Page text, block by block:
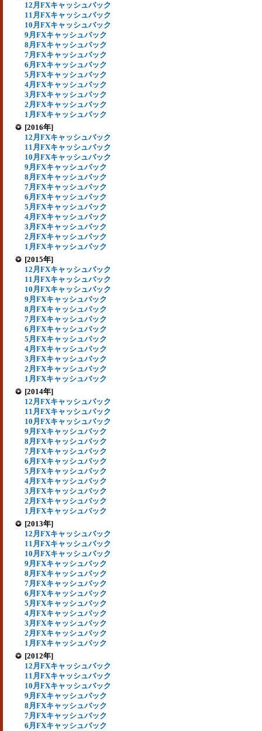
12月FXキャッシュバック
11月FXキャッシュバック
10月FXキャッシュバック
9月FXキャッシュバック
8月FXキャッシュバック
7月FXキャッシュバック
6月FXキャッシュバック
5月FXキャッシュバック
4月FXキャッシュバック
3月FXキャッシュバック
2月FXキャッシュバック
1月FXキャッシュバック
[2016年]
12月FXキャッシュバック
11月FXキャッシュバック
10月FXキャッシュバック
9月FXキャッシュバック
8月FXキャッシュバック
7月FXキャッシュバック
6月FXキャッシュバック
5月FXキャッシュバック
4月FXキャッシュバック
3月FXキャッシュバック
2月FXキャッシュバック
1月FXキャッシュバック
[2015年]
12月FXキャッシュバック
11月FXキャッシュバック
10月FXキャッシュバック
9月FXキャッシュバック
8月FXキャッシュバック
7月FXキャッシュバック
6月FXキャッシュバック
5月FXキャッシュバック
4月FXキャッシュバック
3月FXキャッシュバック
2月FXキャッシュバック
1月FXキャッシュバック
[2014年]
12月FXキャッシュバック
11月FXキャッシュバック
10月FXキャッシュバック
9月FXキャッシュバック
8月FXキャッシュバック
7月FXキャッシュバック
6月FXキャッシュバック
5月FXキャッシュバック
4月FXキャッシュバック
3月FXキャッシュバック
2月FXキャッシュバック
1月FXキャッシュバック
[2013年]
12月FXキャッシュバック
11月FXキャッシュバック
10月FXキャッシュバック
9月FXキャッシュバック
8月FXキャッシュバック
7月FXキャッシュバック
6月FXキャッシュバック
5月FXキャッシュバック
4月FXキャッシュバック
3月FXキャッシュバック
2月FXキャッシュバック
1月FXキャッシュバック
[2012年]
12月FXキャッシュバック
11月FXキャッシュバック
10月FXキャッシュバック
9月FXキャッシュバック
8月FXキャッシュバック
7月FXキャッシュバック
6月FXキャッシュバック